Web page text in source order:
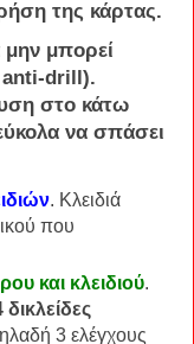
της κάρτας.
μπορεί
anti-drill ).
στο κάτω
να σπάσει
. Κλειδιά
που
και κλειδιού.
δικλείδες
3 ελέγχους